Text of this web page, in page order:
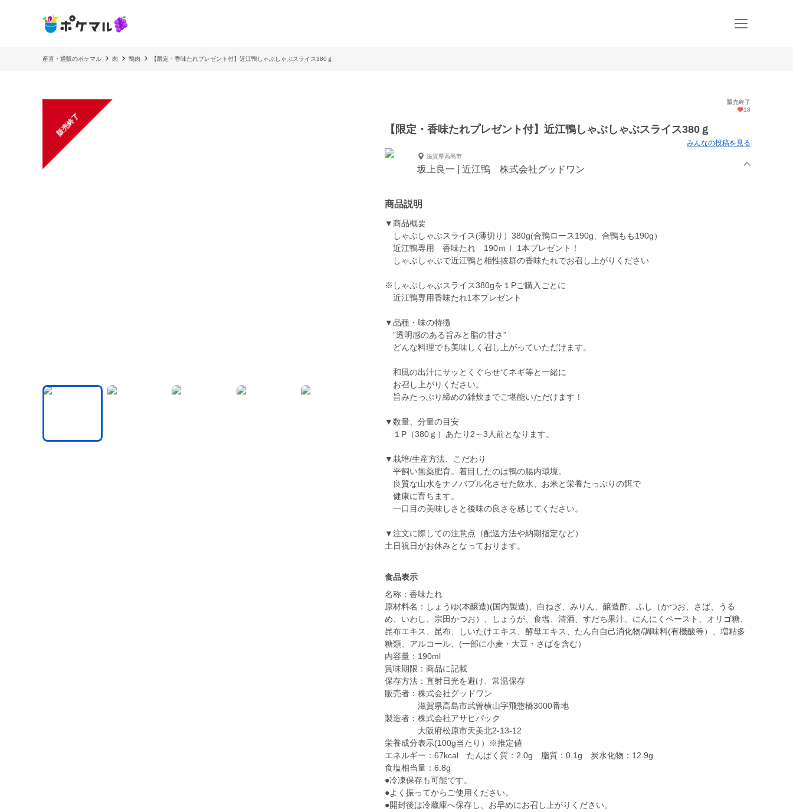
産直・通販のポケマル 肉 鴨肉 【限定・香味たれプレゼント付】近江鴨しゃぶしゃぶスライス380ｇ
販売終了
販売終了
18
【限定・香味たれプレゼント付】近江鴨しゃぶしゃぶスライス380ｇ
みんなの投稿を見る
滋賀県高島市
坂上良一 | 近江鴨 株式会社グッドワン
商品説明
▼商品概要
しゃぶしゃぶスライス(薄切り）380g(合鴨ロース190g、合鴨もも190g）
近江鴨専用 香味たれ 190ｍｌ 1本プレゼント！
しゃぶしゃぶで近江鴨と相性抜群の香味たれでお召し上がりください
※しゃぶしゃぶスライス380gを１Pご購入ごとに
近江鴨専用香味たれ1本プレゼント
▼品種・味の特徴
”透明感のある旨みと脂の甘さ”
どんな料理でも美味しく召し上がっていただけます。
和風の出汁にサッとくぐらせてネギ等と一緒に
お召し上がりください。
旨みたっぷり締めの雑炊までご堪能いただけます！
▼数量、分量の目安
１P（380ｇ）あたり2～3人前となります。
▼栽培/生産方法、こだわり
平飼い無薬肥育。着目したのは鴨の腸内環境。
良質な山水をナノバブル化させた飲水、お米と栄養たっぷりの餌で
健康に育ちます。
一口目の美味しさと後味の良さを感じてください。
▼注文に際しての注意点（配送方法や納期指定など）
土日祝日がお休みとなっております。
食品表示
名称：香味たれ
原材料名：しょうゆ(本醸造)(国内製造)、白ねぎ、みりん、醸造酢、ふし（かつお、さば、うる
め、いわし、宗田かつお）、しょうが、食塩、清酒、すだち果汁、にんにくペースト、オリゴ糖、
昆布エキス、昆布、しいたけエキス、酵母エキス、たん白自己消化物/調味料(有機酸等）、増粘多
糖類、アルコール、(一部に小麦・大豆・さばを含む）
内容量：190ml
賞味期限：商品に記載
保存方法：直射日光を避け、常温保存
販売者：株式会社グッドワン
滋賀県高島市武曽横山字飛惣橋3000番地
製造者：株式会社アサヒパック
大阪府松原市天美北2-13-12
栄養成分表示(100g当たり）※推定値
エネルギー：67kcal たんぱく質：2.0g 脂質：0.1g 炭水化物：12.9g
食塩相当量：6.8g
●冷凍保存も可能です。
●よく振ってからご使用ください。
●開封後は冷蔵庫へ保存し、お早めにお召し上がりください。